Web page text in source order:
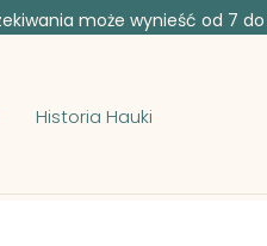
może wynieść od 7 do
Historia Hauki